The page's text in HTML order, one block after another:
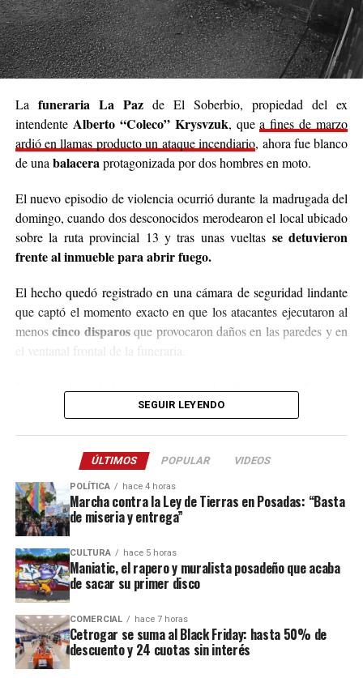
decide sumar su granito de arena, ya sea concamperas,
buzos, sacos, frazadas, colchas, mantas, bufandas,
gorros, guantes y todo lo que pueda abrigar.
Cabe destacar que para mediados de mayo será la
entrega de donaciones y tienen planificado realizar ollas
populares de arroz con pollo, por lo que también
recibirán donaciones de alimentos no perecederos.
Para comunicarse con el organizador de la iniciativa,
podrán enviar mensajes, audios o realizar llamadas al
3764140551
o a través de Instagram
@agustin_pineiroo
La funeraria La Pazde El Soberbio, propiedad del ex
intendente Alberto “Coleco” Krysvzuk, quea fines de marzo
ardió en llamas producto un ataque incendiario, ahora fue blanco
de unabalaceraprotagonizada por dos hombres en moto.
El nuevo episodio de violencia ocurrió durante la madrugada del
domingo, cuando dos desconocidos merodearon el local ubicado
sobre la ruta provincial 13 y tras unas vueltas se detuvieron
frente al inmueble para abrir fuego.
El hecho quedó registrado en una cámara de seguridad lindante
que captó el momento exacto en que los atacantes ejecutaron al
menoscinco disparosque provocaron daños en las paredes y en
el ventanal frontal de la funeraria.
hacia el acceso a El Soberbio y en el lugar intervino el personal
Este ataque se suma a otros tantos episodios similares registrados
recientemente en contra de comercios o propiedades vinculadas a
Coleco, ex intendente de El Soberbio que en 2013 fue destituido
del cargo por acusaciones de
asociación ilícita.
En el listado de hechos recientes figuran un incendio de cabañas
en el complejoTío Colecoa fines de la semana pasada y otro
ataque similar a la funeraria ahora baleada en a fines de marzo.
Todos los episodios son investigados por el personal de la
SEGUIR LEYENDO
ÚLTIMOS POPULAR VIDEOS
POLÍTICA hace 4 horas
Marcha contra la Ley de Tierras en Posadas: “Basta
de miseria y entrega”
CULTURA hace 5 horas
Maniatic, el rapero y muralista posadeño que acaba
de sacar su primer disco
COMERCIAL hace 7 horas
Cetrogar se suma al Black Friday: hasta 50% de
descuento y 24 cuotas sin interés